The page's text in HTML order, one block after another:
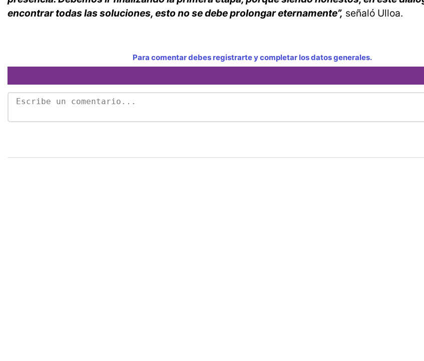
encontrar todas las soluciones, esto no se debe prolongar eternamente”, señaló Ulloa.
Para comentar debes registrarte y completar los datos generales.